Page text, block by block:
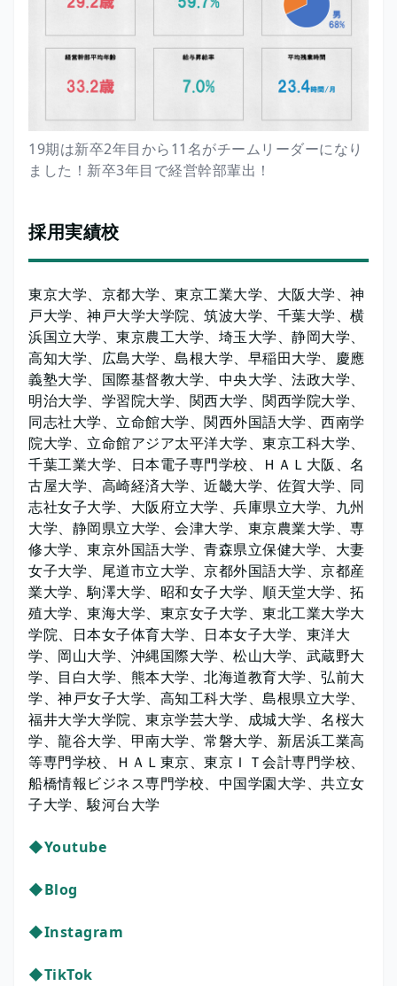
19期は新卒2年目から11名がチームリーダーになり
ました！新卒3年目で経営幹部輩出！
採用実績校
東京大学、京都大学、東京工業大学、大阪大学、神
戸大学、神戸大学大学院、筑波大学、千葉大学、横
浜国立大学、東京農工大学、埼玉大学、静岡大学、
高知大学、広島大学、島根大学、早稲田大学、慶應
義塾大学、国際基督教大学、中央大学、法政大学、
明治大学、学習院大学、関西大学、関西学院大学、
同志社大学、立命館大学、関西外国語大学、西南学
院大学、立命館アジア太平洋大学、東京工科大学、
千葉工業大学、日本電子専門学校、ＨＡＬ大阪、名
古屋大学、高崎経済大学、近畿大学、佐賀大学、同
志社女子大学、大阪府立大学、兵庫県立大学、九州
大学、静岡県立大学、会津大学、東京農業大学、専
修大学、東京外国語大学、青森県立保健大学、大妻
女子大学、尾道市立大学、京都外国語大学、京都産
業大学、駒澤大学、昭和女子大学、順天堂大学、拓
殖大学、東海大学、東京女子大学、東北工業大学大
学院、日本女子体育大学、日本女子大学、東洋大
学、岡山大学、沖縄国際大学、松山大学、武蔵野大
学、目白大学、熊本大学、北海道教育大学、弘前大
学、神戸女子大学、高知工科大学、島根県立大学、
福井大学大学院、東京学芸大学、成城大学、名桜大
学、龍谷大学、甲南大学、常磐大学、新居浜工業高
等専門学校、ＨＡＬ東京、東京ＩＴ会計専門学校、
船橋情報ビジネス専門学校、中国学園大学、共立女
子大学、駿河台大学
◆Youtube
◆Blog
◆Instagram
◆TikTok